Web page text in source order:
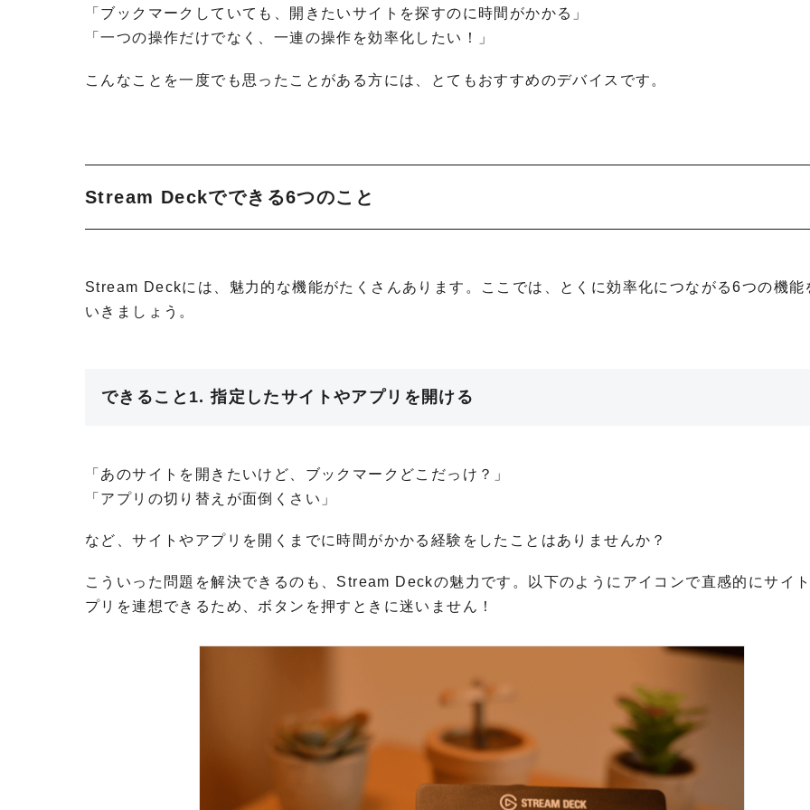
「ブックマークしていても、開きたいサイトを探すのに時間がかかる」
「一つの操作だけでなく、一連の操作を効率化したい！」
こんなことを一度でも思ったことがある方には、とてもおすすめのデバイスです。
Stream Deckでできる6つのこと
Stream Deckには、魅力的な機能がたくさんあります。ここでは、とくに効率化につながる6つの機能
いきましょう。
できること1. 指定したサイトやアプリを開ける
「あのサイトを開きたいけど、ブックマークどこだっけ？」
「アプリの切り替えが面倒くさい」
など、サイトやアプリを開くまでに時間がかかる経験をしたことはありませんか？
こういった問題を解決できるのも、Stream Deckの魅力です。以下のようにアイコンで直感的にサイ
プリを連想できるため、ボタンを押すときに迷いません！